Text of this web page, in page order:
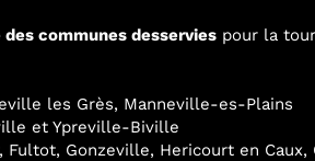
communes desserviespour la
les Grès, Manneville-es-Plains
et Ypreville-Biville
Gonzeville, Hericourt en